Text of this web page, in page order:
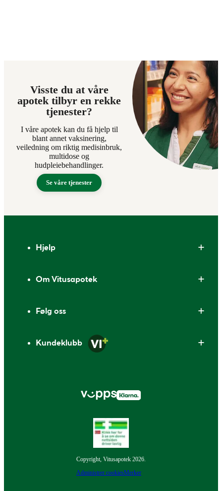
Visste du at våre
apotek tilbyr en rekke
tjenester?
I våre apotek kan du få hjelp til
blant annet vaksinering,
veiledning om riktig medisinbruk,
multidose og
hudpleiebehandlinger.
Se våre tjenester
Hjelp
Om Vitusapotek
Følg oss
Kundeklubb
Copyright, Vitusapotek 2026.
Administrer cookiesMerker